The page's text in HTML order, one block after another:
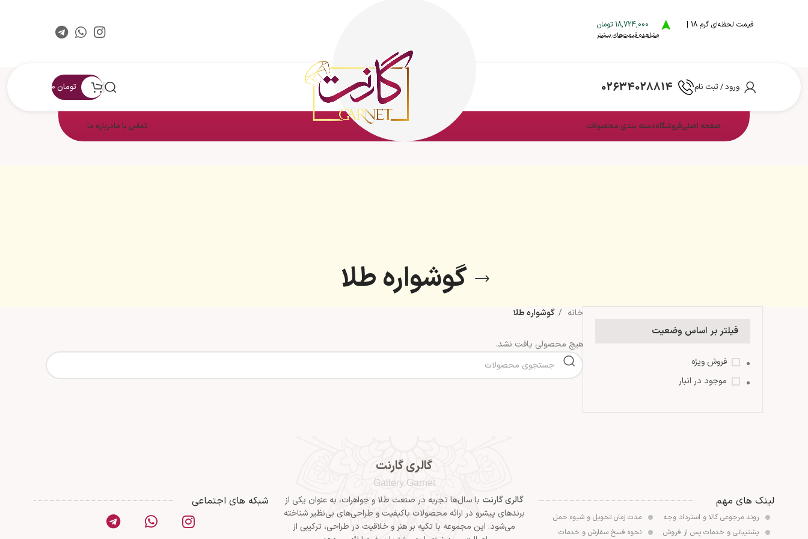
قیمت لحظه‌ای گرم 18 | 18,724,000 تومان
مشاهده قیمت‌های بیشتر
ورود / ثبت نام 02634028814 تومان
صفحه اصلیفروشگاهدسته بندی محصولات تماس با مادرباره ما
گوشواره طلا
فیلتر بر اساس وضعیت
فروش ویژه
موجود در انبار
خانه گوشواره طلا
هیچ محصولی یافت نشد.
لینک های مهم
روند مرجوعی کالا و استرداد وجه
پشتیبانی و خدمات پس از فروش
مدت زمان تحويل و شیوه حمل
نحوه فسخ سفارش و خدمات
گالری گارنت
Gallery Garnet
گالری گارنت با سال‌ها تجربه در صنعت طلا و جواهرات، به عنوان یکی از
برندهای پیشرو در ارائه محصولات باکیفیت و طراحی‌های بی‌نظیر شناخته
می‌شود. این مجموعه با تکیه بر هنر و خلاقیت در طراحی، ترکیبی از
شبکه های اجتماعی